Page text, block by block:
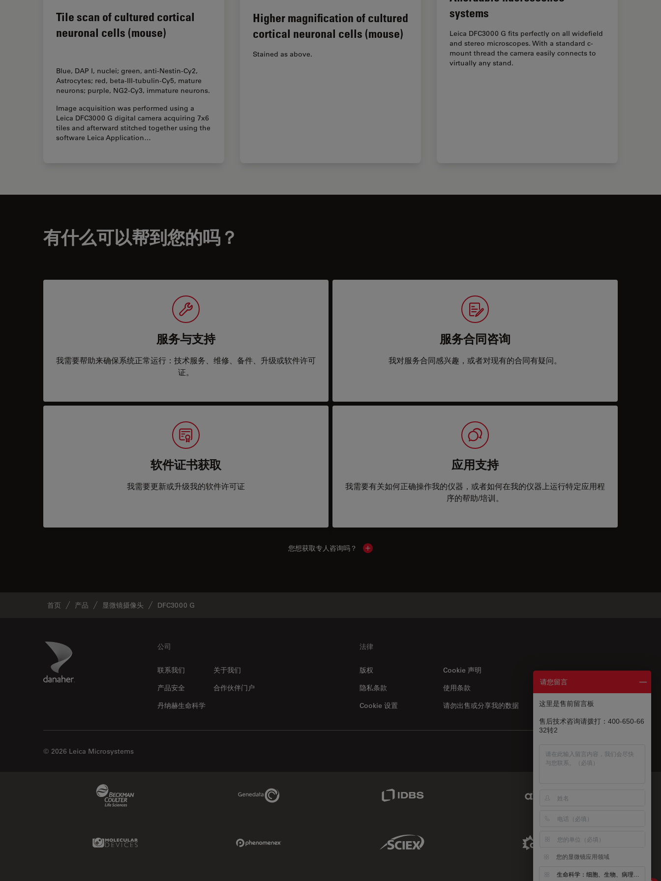
Tile scan of cultured cortical
neuronal cells (mouse)
Blue, DAP I, nuclei; green, anti-Nestin-Cy2,
Astrocytes; red, beta-III-tubulin-Cy5, mature
neurons; purple, NG2-Cy3, immature neurons.
Image acquisition was performed using a
Leica DFC3000 G digital camera acquiring 7x6
tiles and afterward stitched together using the
software Leica Application…
Higher magnification of cultured
cortical neuronal cells (mouse)
Stained as above.
systems
Leica DFC3000 G fits perfectly on all widefield
and stereo microscopes. With a standard c-
mount thread the camera easily connects to
virtually any stand.
有什么可以帮到您的吗？
服务与支持
我需要帮助来确保系统正常运行：技术服务、维修、备件、升级或软件许可
证。
服务合同咨询
我对服务合同感兴趣，或者对现有的合同有疑问。
软件证书获取
我需要更新或升级我的软件许可证
应用支持
我需要有关如何正确操作我的仪器，或者如何在我的仪器上运行特定应用程
序的帮助/培训。
您想获取专人咨询吗？ Show local contacts
首页 产品 显微镜摄像头 DFC3000 G
Danaher Logo 公司
联系我们
关于我们
产品安全
合作伙伴门户
丹纳赫生命科学
法律
版权
Cookie 声明
隐私条款
请勿出售或分享我的数据
使用条款
Cookie 设置
US|zh
© 2026 Leica Microsystems
Genedata Link
Molecular Devices Link Sciex Link Aldevron Link
请您留言
这里是售前留言板
售后技术咨询请拨打：400-650-66
32转2
您的显微镜应用领域
生命科学：细胞、生物、病理、神经等